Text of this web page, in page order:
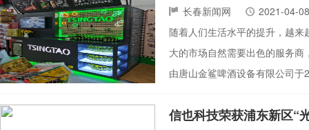
长春新闻网
2021-04-08
随着人们生活水平的提升，越
大的市场自然需要出色的服务
由唐山金鲨啤酒设备有限公司
信也科技荣获浦东新区“